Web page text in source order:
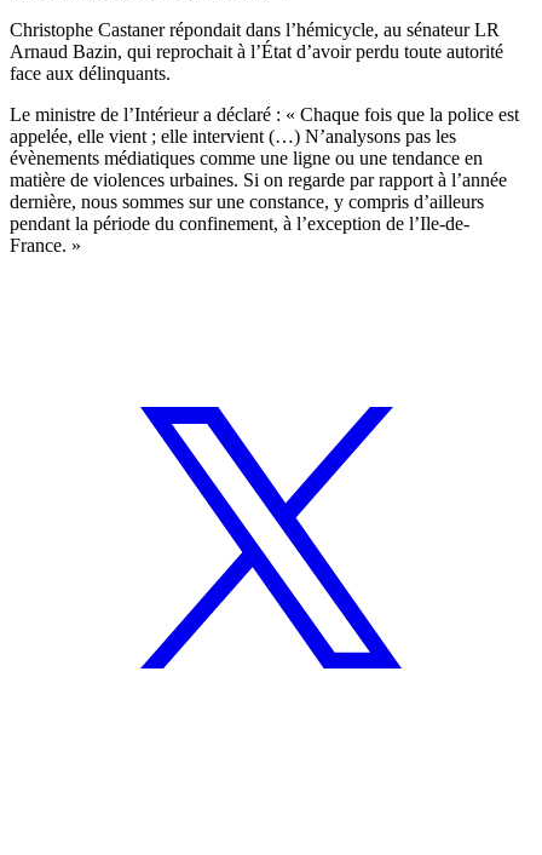
Christophe Castaner répondait dans l’hémicycle, au sénateur LR
Arnaud Bazin, qui reprochait à l’État d’avoir perdu toute autorité
face aux délinquants.
Le ministre de l’Intérieur a déclaré : « Chaque fois que la police est
appelée, elle vient ; elle intervient (…) N’analysons pas les
évènements médiatiques comme une ligne ou une tendance en
matière de violences urbaines. Si on regarde par rapport à l’année
dernière, nous sommes sur une constance, y compris d’ailleurs
pendant la période du confinement, à l’exception de l’Ile-de-
France. »